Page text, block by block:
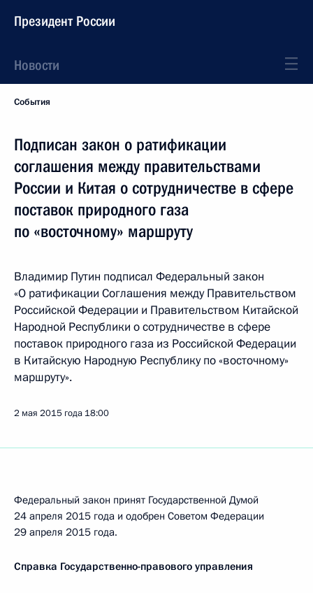
Президент России
Новости
События
Подписан закон о ратификации
соглашения между правительствами
России и Китая о сотрудничестве в сфере
поставок природного газа
по «восточному» маршруту
Владимир Путин подписал Федеральный закон
«О ратификации Соглашения между Правительством
Российской Федерации и Правительством Китайской
Народной Республики о сотрудничестве в сфере
поставок природного газа из Российской Федерации
в Китайскую Народную Республику по «восточному»
маршруту».
2 мая 2015 года 18:00
Федеральный закон принят Государственной Думой
24 апреля 2015 года и одобрен Советом Федерации
29 апреля 2015 года.
Справка Государственно-правового управления